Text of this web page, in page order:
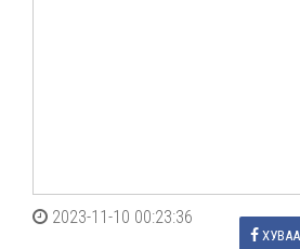
2023-11-10 00:23:36